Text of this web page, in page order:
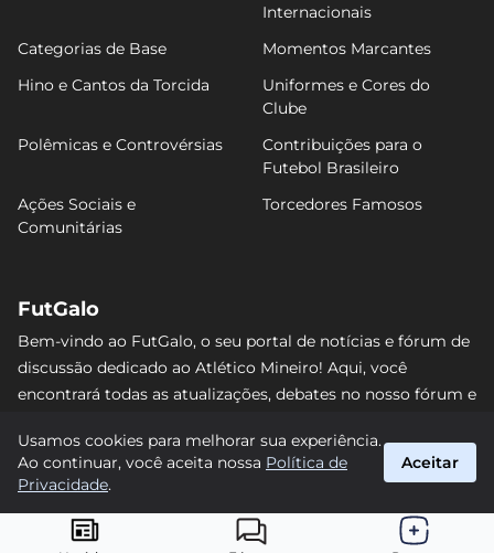
Internacionais
Categorias de Base
Momentos Marcantes
Hino e Cantos da Torcida
Uniformes e Cores do
Clube
Polêmicas e Controvérsias
Contribuições para o
Futebol Brasileiro
Ações Sociais e
Comunitárias
Torcedores Famosos
FutGalo
Bem-vindo ao FutGalo, o seu portal de notícias e fórum de
discussão dedicado ao Atlético Mineiro! Aqui, você
encontrará todas as atualizações, debates no nosso fórum e
e junte-se à comunidade alvinegra mais vibrante da
internet! #AtléticoMineiro #FutGalo
© 2026 FutGalo. Todos os direitos reservados.
Usamos cookies para melhorar sua experiência.
Ao continuar, você aceita nossa Política de
Privacidade.
Aceitar